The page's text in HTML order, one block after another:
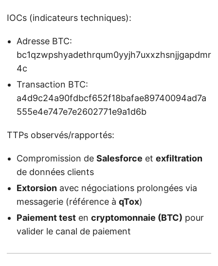
IOCs (indicateurs techniques):
Adresse BTC:
bc1qzwpshyadethrqum0yyjh7uxxzhsnjjgapdmr
4c
Transaction BTC:
a4d9c24a90fdbcf652f18bafae89740094ad7a
555e4e747e7e2602771e9a1d6b
TTPs observés/rapportés:
Compromission de Salesforce et exfiltration
de données clients
Extorsion avec négociations prolongées via
messagerie (référence à qTox)
Paiement test en cryptomonnaie (BTC) pour
valider le canal de paiement